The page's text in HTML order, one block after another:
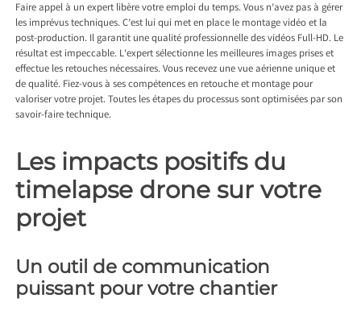
Faire appel à un expert libère votre emploi du temps. Vous n’avez pas à gérer
les imprévus techniques. C’est lui qui met en place le montage vidéo et la
post-production. Il garantit une qualité professionnelle des vidéos Full-HD. Le
résultat est impeccable. L’expert sélectionne les meilleures images prises et
effectue les retouches nécessaires. Vous recevez une vue aérienne unique et
de qualité. Fiez-vous à ses compétences en retouche et montage pour
valoriser votre projet. Toutes les étapes du processus sont optimisées par son
savoir-faire technique.
Les impacts positifs du
timelapse drone sur votre
projet
Un outil de communication
puissant pour votre chantier